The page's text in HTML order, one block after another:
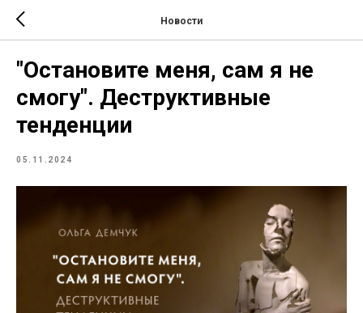
Новости
"Остановите меня, сам я не
смогу". Деструктивные
тенденции
05.11.2024